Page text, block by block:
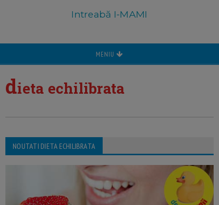
Intreabă I-MAMI
MENIU
dieta echilibrata
NOUTATI DIETA ECHILIBRATA